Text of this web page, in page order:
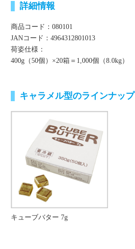
詳細情報
商品コード：080101
JANコード：4964312801013
荷姿仕様：
400g（50個）×20箱＝1,000個（8.0kg）
キャラメル型のラインナップ
キューブバター 7g